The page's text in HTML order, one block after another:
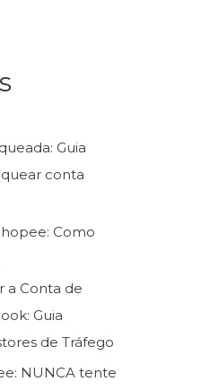
Guia
conta
Como
a Conta de
Guia
de Tráfego
NUNCA tente